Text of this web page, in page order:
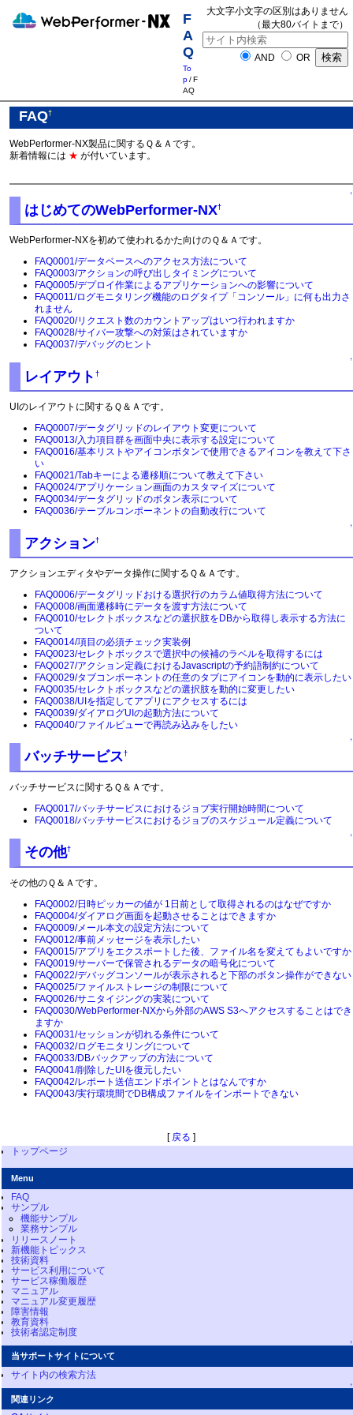
F
A
Q
To
p/F
AQ
大文字小文字の区別はありません
（最大80バイトまで）
AND OR
FAQ†
WebPerformer-NX製品に関するＱ＆Ａです。
新着情報には ★ が付いています。
↑
はじめてのWebPerformer-NX†
WebPerformer-NXを初めて使われるかた向けのＱ＆Ａです。
FAQ0001/データベースへのアクセス方法について
FAQ0003/アクションの呼び出しタイミングについて
FAQ0005/デプロイ作業によるアプリケーションへの影響について
FAQ0011/ログモニタリング機能のログタイプ「コンソール」に何も出力さ
れません
FAQ0020/リクエスト数のカウントアップはいつ行われますか
FAQ0028/サイバー攻撃への対策はされていますか
FAQ0037/デバッグのヒント
↑
レイアウト†
UIのレイアウトに関するＱ＆Ａです。
FAQ0007/データグリッドのレイアウト変更について
FAQ0013/入力項目群を画面中央に表示する設定について
FAQ0016/基本リストやアイコンボタンで使用できるアイコンを教えて下さ
い
FAQ0021/Tabキーによる遷移順について教えて下さい
FAQ0024/アプリケーション画面のカスタマイズについて
FAQ0034/データグリッドのボタン表示について
FAQ0036/テーブルコンポーネントの自動改行について
↑
アクション†
アクションエディタやデータ操作に関するＱ＆Ａです。
FAQ0006/データグリッドおける選択行のカラム値取得方法について
FAQ0008/画面遷移時にデータを渡す方法について
FAQ0010/セレクトボックスなどの選択肢をDBから取得し表示する方法に
ついて
FAQ0014/項目の必須チェック実装例
FAQ0023/セレクトボックスで選択中の候補のラベルを取得するには
FAQ0027/アクション定義におけるJavascriptの予約語制約について
FAQ0029/タブコンポーネントの任意のタブにアイコンを動的に表示したい
FAQ0035/セレクトボックスなどの選択肢を動的に変更したい
FAQ0038/UIを指定してアプリにアクセスするには
FAQ0039/ダイアログUIの起動方法について
FAQ0040/ファイルビューで再読み込みをしたい
↑
バッチサービス†
バッチサービスに関するＱ＆Ａです。
FAQ0017/バッチサービスにおけるジョブ実行開始時間について
FAQ0018/バッチサービスにおけるジョブのスケジュール定義について
↑
その他†
その他のＱ＆Ａです。
FAQ0002/日時ピッカーの値が 1日前として取得されるのはなぜですか
FAQ0004/ダイアログ画面を起動させることはできますか
FAQ0009/メール本文の設定方法について
FAQ0012/事前メッセージを表示したい
FAQ0015/アプリをエクスポートした後、ファイル名を変えてもよいですか
FAQ0019/サーバーで保管されるデータの暗号化について
FAQ0022/デバッグコンソールが表示されると下部のボタン操作ができない
FAQ0025/ファイルストレージの制限について
FAQ0026/サニタイジングの実装について
FAQ0030/WebPerformer-NXから外部のAWS S3へアクセスすることはでき
ますか
FAQ0031/セッションが切れる条件について
FAQ0032/ログモニタリングについて
FAQ0033/DBバックアップの方法について
FAQ0041/削除したUIを復元したい
FAQ0042/レポート送信エンドポイントとはなんですか
FAQ0043/実行環境間でDB構成ファイルをインポートできない
[ 戻る ]
トップページ
Menu
FAQ
サンプル
機能サンプル
業務サンプル
リリースノート
新機能トピックス
技術資料
サービス利用について
サービス稼働履歴
マニュアル
マニュアル変更履歴
障害情報
教育資料
技術者認定制度
↑
当サポートサイトについて
サイト内の検索方法
↑
関連リンク